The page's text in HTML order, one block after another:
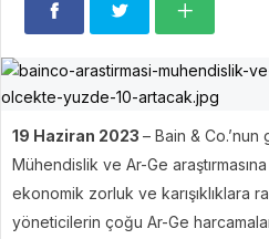
19 Haziran 2023 – Bain &
Mühendislik ve Ar-Ge
ekonomik zorluk ve karışıklıklara
yöneticilerin çoğu Ar-Ge